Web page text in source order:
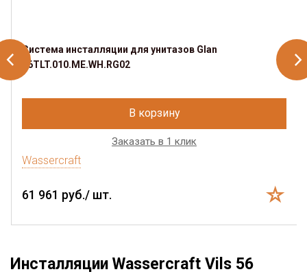
Система инсталляции для унитазов Glan
66TLT.010.ME.WH.RG02
В корзину
Заказать в 1 клик
Wassercraft
61 961 руб./ шт.
Инсталляции Wassercraft Vils 56